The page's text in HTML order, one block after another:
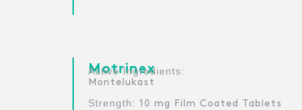
Motrinex :Active Ingredients
Montelukast
Strength: 10 mg Film Coated Tablets